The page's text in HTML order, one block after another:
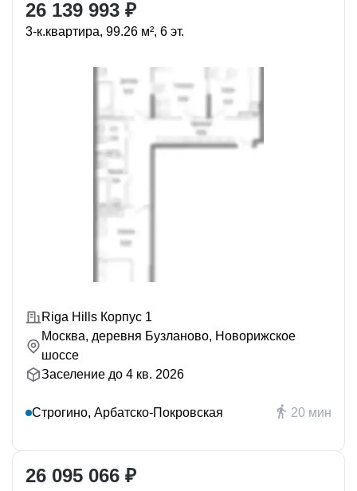
26 139 993 ₽
3-к.квартира, 99.26 м², 6 эт.
Riga Hills Корпус 1
Москва, деревня Бузланово, Новорижское
шоссе
Заселение до 4 кв. 2026
Строгино, Арбатско-Покровская 20 мин
26 095 066 ₽